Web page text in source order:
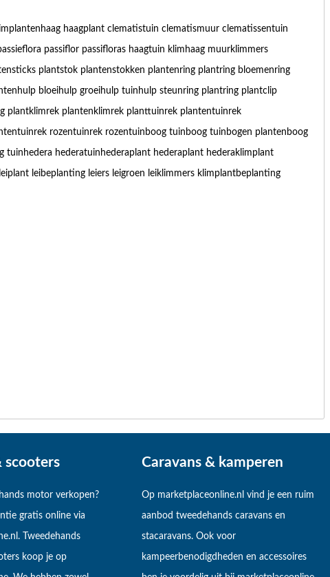
haagplant clematistuin clematismuur clematissentuin
passiflor passifloras haagtuin klimhaag muurklimmers
plantstok plantenstokken plantenring plantring bloemenring
bloeihulp groeihulp tuinhulp steunring plantring plantclip
plantklimrek plantenklimrek planttuinrek plantentuinrek
rozentuinrek rozentuinboog tuinboog tuinbogen plantenboog
hederatuinhederaplant hederaplant hederaklimplant
leibeplanting leiers leigroen leiklimmers klimplantbeplanting
scooters
motor verkopen?
gratis online via
Tweedehands
koop je op
Caravans & kamperen
Op marketplaceonline.nl vind je een ruim
aanbod tweedehands caravans en
stacaravans. Ook voor
kampeerbenodigdheden en accessoires